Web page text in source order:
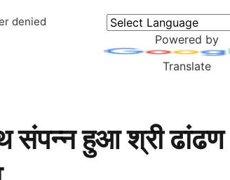
denied
Powered by
Translate
संपन्न हुआ श्री ढांढण